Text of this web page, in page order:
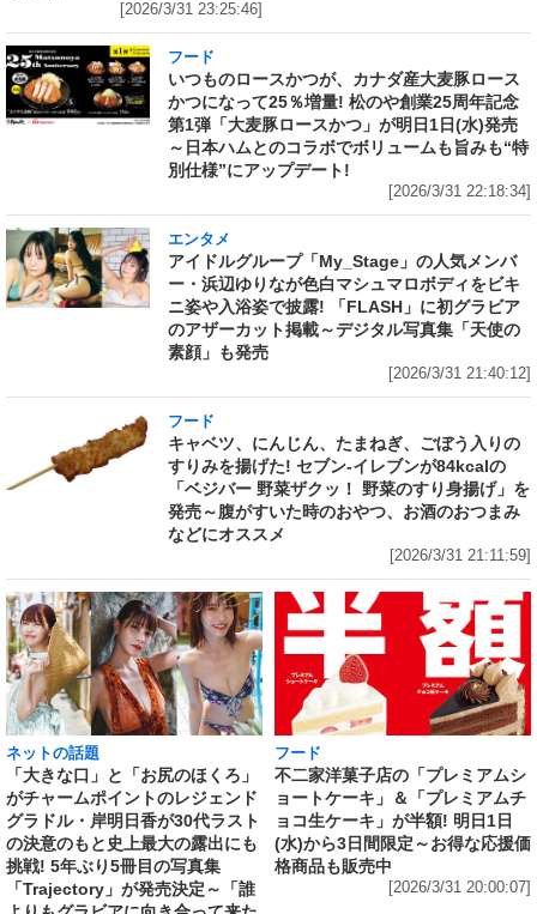
[2026/3/31 23:25:46]
フード
いつものロースかつが、カナダ産大麦豚ロース
かつになって25％増量! 松のや創業25周年記念
第1弾「大麦豚ロースかつ」が明日1日(水)発売
～日本ハムとのコラボでボリュームも旨みも“特
別仕様”にアップデート!
[2026/3/31 22:18:34]
エンタメ
アイドルグループ「My_Stage」の人気メンバ
ー・浜辺ゆりなが色白マシュマロボディをビキ
ニ姿や入浴姿で披露! 「FLASH」に初グラビア
のアザーカット掲載～デジタル写真集「天使の
素顔」も発売
[2026/3/31 21:40:12]
フード
キャベツ、にんじん、たまねぎ、ごぼう入りの
すりみを揚げた! セブン‐イレブンが84kcalの
「ベジバー 野菜ザクッ！ 野菜のすり身揚げ」を
発売～腹がすいた時のおやつ、お酒のおつまみ
などにオススメ
[2026/3/31 21:11:59]
ネットの話題
「大きな口」と「お尻のほくろ」
がチャームポイントのレジェンド
グラドル・岸明日香が30代ラスト
の決意のもと史上最大の露出にも
挑戦! 5年ぶり5冊目の写真集
「Trajectory」が発売決定～「誰
フード
不二家洋菓子店の「プレミアムシ
ョートケーキ」＆「プレミアムチ
ョコ生ケーキ」が半額! 明日1日
(水)から3日間限定～お得な応援価
格商品も販売中
[2026/3/31 20:00:07]